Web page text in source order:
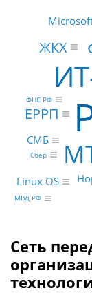
ЖКХ
ЕРРП
СМБ
Linux OS
Сбер
ФНС РФ
МВД РФ
Сеть